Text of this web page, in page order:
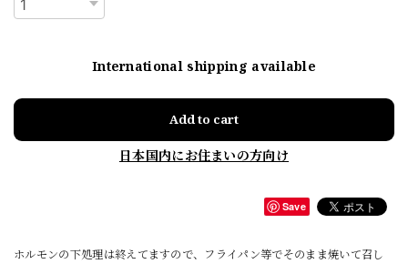
International shipping available
Add to cart
日本国内にお住まいの方向け
Save
ホルモンの下処理は終えてますので、フライパン等でそのまま焼いて召し